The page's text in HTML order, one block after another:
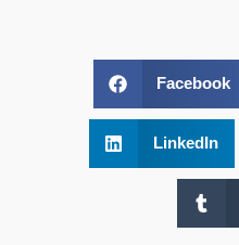
Facebook
LinkedIn